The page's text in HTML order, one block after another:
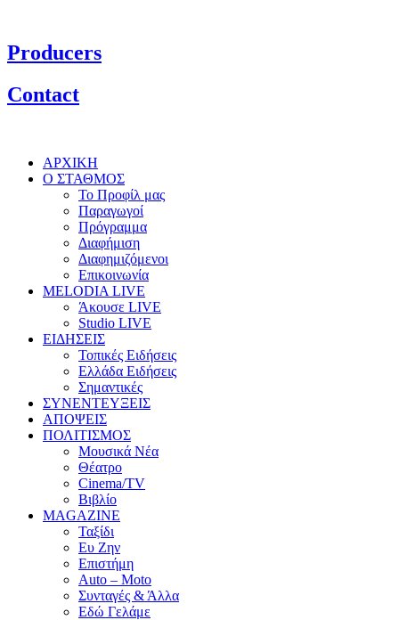
Producers
Contact
ΑΡΧΙΚΗ
Ο ΣΤΑΘΜΟΣ
Το Προφίλ μας
Παραγωγοί
Πρόγραμμα
Διαφήμιση
Διαφημιζόμενοι
Επικοινωνία
MELODIA LIVE
Άκουσε LIVE
Studio LIVE
ΕΙΔΗΣΕΙΣ
Τοπικές Ειδήσεις
Ελλάδα Ειδήσεις
Σημαντικές
ΣΥΝΕΝΤΕΥΞΕΙΣ
ΑΠΟΨΕΙΣ
ΠΟΛΙΤΙΣΜΟΣ
Μουσικά Νέα
Θέατρο
Cinema/TV
Βιβλίο
MAGAZINE
Ταξίδι
Ευ Ζην
Επιστήμη
Auto – Moto
Συνταγές & Άλλα
Εδώ Γελάμε